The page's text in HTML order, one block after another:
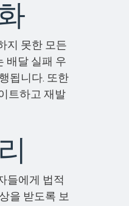
지 못한 모든
배달 실패 우
됩니다. 또한
트하고 재발
들에게 법적
을 받도록 보